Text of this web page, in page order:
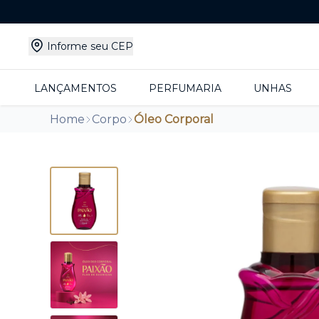
Informe seu CEP
LANÇAMENTOS PERFUMARIA UNHAS
Home Corpo Óleo Corporal